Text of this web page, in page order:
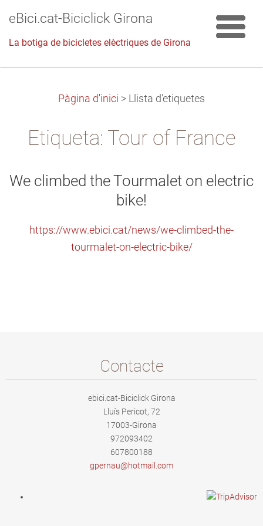
eBici.cat-Biciclick Girona
La botiga de bicicletes elèctriques de Girona
Pàgina d'inici > Llista d'etiquetes
Etiqueta: Tour of France
We climbed the Tourmalet on electric
bike!
https://www.ebici.cat/news/we-climbed-the-
tourmalet-on-electric-bike/
Contacte
ebici.cat-Biciclick Girona
Lluís Pericot, 72
17003-Girona
972093402
607800188
gpernau@hotmail. com